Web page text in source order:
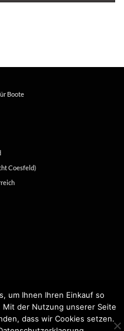
Boote
Coesfeld)
Die zwei Kapitäne
um Ihnen Ihren Einkauf so
der Nutzung unserer Seite
dass wir Cookies setzen.